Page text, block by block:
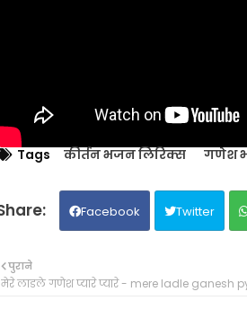
Tags कीर्तन भजन लिरिक्स गणेश
Facebook Twitter
पुराने
मेरे लाडले गणेश प्यारे प्यारे - mere ladle ganesh